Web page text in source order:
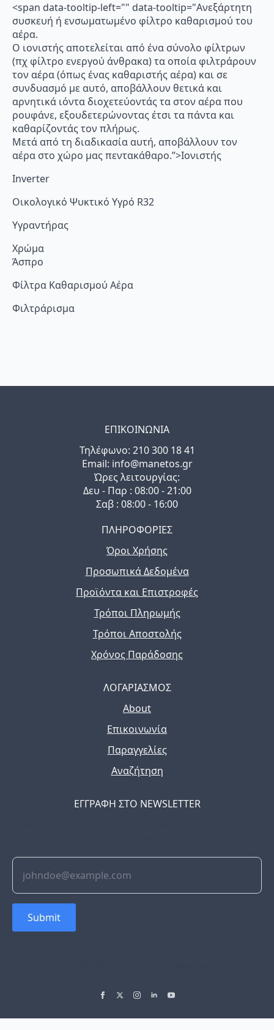
<span data-tooltip-left="" data-tooltip="Ανεξάρτητη
συσκευή ή ενσωματωμένο φίλτρο καθαρισμού του
αέρα.
Ο ιονιστής αποτελείται από ένα σύνολο φίλτρων
(πχ φίλτρο ενεργού άνθρακα) τα οποία φιλτράρουν
τον αέρα (όπως ένας καθαριστής αέρα) και σε
συνδυασμό με αυτό, αποβάλλουν θετικά και
αρνητικά ιόντα διοχετεύοντάς τα στον αέρα που
ρουφάνε, εξουδετερώνοντας έτσι τα πάντα και
καθαρίζοντάς τον πλήρως.
Μετά από τη διαδικασία αυτή, αποβάλλουν τον
αέρα στο χώρο μας πεντακάθαρο.”>Ιονιστής
Inverter
Οικολογικό Ψυκτικό Υγρό R32
Υγραντήρας
Χρώμα
Άσπρο
Φίλτρα Καθαρισμού Αέρα
Φιλτράρισμα
ΕΠΙΚΟΙΝΩΝΙΑ
Τηλέφωνo: 210 300 18 41
Email: info@manetos.gr
Ώρες λειτουργίας:
Δευ - Παρ : 08:00 - 21:00
Σαβ : 08:00 - 16:00
ΠΛΗΡΟΦΟΡΙΕΣ
Όροι Χρήσης
Προσωπικά Δεδομένα
Προϊόντα και Επιστροφές
Τρόποι Πληρωμής
Τρόποι Αποστολής
Χρόνος Παράδοσης
ΛΟΓΑΡΙΑΣΜΟΣ
About
Επικοινωνία
Παραγγελίες
Αναζήτηση
ΕΓΓΡΑΦΗ ΣΤΟ NEWSLETTER
Submit